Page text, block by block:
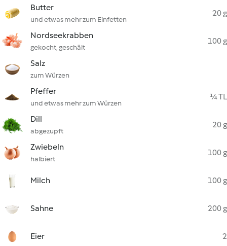
Butter
und etwas mehr zum Einfetten
20 g
Nordseekrabben
gekocht, geschält
100 g
Salz
zum Würzen
Pfeffer
und etwas mehr zum Würzen
¼ TL
Dill
abgezupft
20 g
Zwiebeln
halbiert
100 g
Milch 100 g
Sahne 200 g
Eier 2